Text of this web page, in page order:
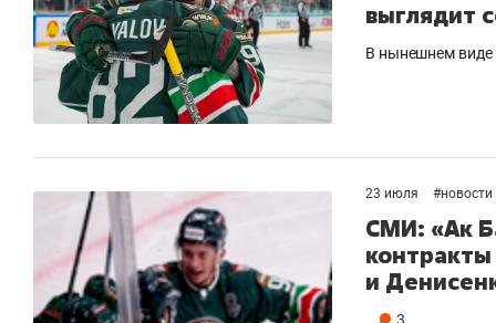
выглядит
В нынешнем виде
23 июля #новости
СМИ: «Ак
и
3